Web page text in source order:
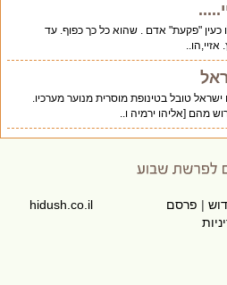
"פקעת" אדם . שהוא כל כך כפוף. עד
טובל בטינופת מוסרית מנוער מערכיו.
[אליהו ירמיה ו..
|פרסם
hidush.co.il